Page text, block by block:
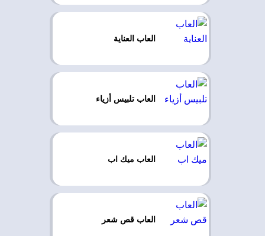
العاب العناية
العاب تلبيس أزياء
العاب ميك اب
العاب قص شعر